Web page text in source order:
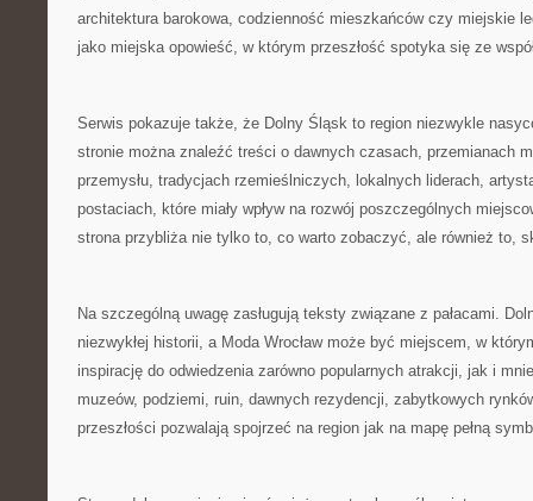
architektura barokowa, codzienność mieszkańców czy miejskie
jako miejska opowieść, w którym przeszłość spotyka się ze
Serwis pokazuje także, że Dolny Śląsk to region niezwykle
stronie można znaleźć treści o dawnych czasach, przemianach
przemysłu, tradycjach rzemieślniczych, lokalnych liderach,
postaciach, które miały wpływ na rozwój poszczególnych
strona przybliża nie tylko to, co warto zobaczyć, ale również to,
Na szczególną uwagę zasługują teksty związane z pałacami.
niezwykłej historii, a Moda Wrocław może być miejscem, w
inspirację do odwiedzenia zarówno popularnych atrakcji, jak i
muzeów, podziemi, ruin, dawnych rezydencji, zabytkowych
przeszłości pozwalają spojrzeć na region jak na mapę pełną